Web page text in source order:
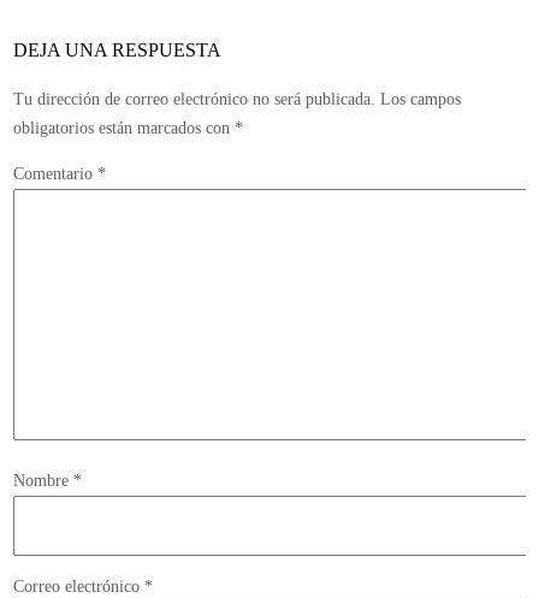
se
marcha
la
DEJA UNA RESPUESTA
Tu dirección de correo electrónico no será publicada. Los campos
obligatorios están marcados con *
Comentario *
Nombre *
Correo electrónico *